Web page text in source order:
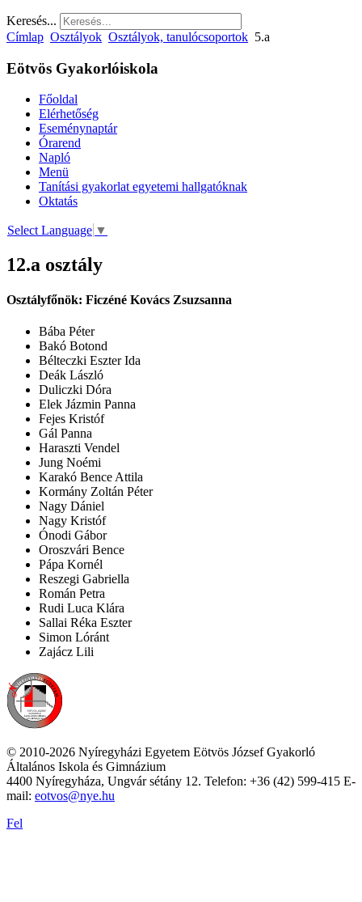
Keresés...
Címlap Osztályok Osztályok, tanulócsoportok 5.a
Eötvös Gyakorlóiskola
Főoldal
Elérhetőség
Eseménynaptár
Órarend
Napló
Menü
Tanítási gyakorlat egyetemi hallgatóknak
Oktatás
Select Language ▼
12.a osztály
Osztályfőnök: Ficzéné Kovács Zsuzsanna
Bába Péter
Bakó Botond
Bélteczki Eszter Ida
Deák László
Duliczki Dóra
Elek Jázmin Panna
Fejes Kristóf
Gál Panna
Haraszti Vendel
Jung Noémi
Karakó Bence Attila
Kormány Zoltán Péter
Nagy Dániel
Nagy Kristóf
Ónodi Gábor
Oroszvári Bence
Pápa Kornél
Reszegi Gabriella
Román Petra
Rudi Luca Klára
Sallai Réka Eszter
Simon Lóránt
Zajácz Lili
© 2010-2026 Nyíregyházi Egyetem Eötvös József Gyakorló
Általános Iskola és Gimnázium
4400 Nyíregyháza, Ungvár sétány 12. Telefon: +36 (42) 599-415 E-
mail: eotvos@nye.hu
Fel